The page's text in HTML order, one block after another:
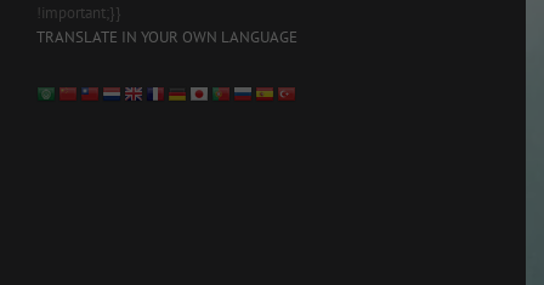
!important;}}
TRANSLATE IN YOUR OWN LANGUAGE